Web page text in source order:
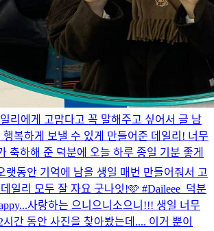
리에게 고맙다고 꼭 말해주고 싶어서 글 남
복하게 보낼 수 있게 만들어준 데일리! 너무
축하해 준 덕분에 오늘 하루 종일 기분 좋게
랫동안 기억에 남을 생일 매번 만들어줘서 고
일리 모두 잘 자요 굿나잇!🩷 #Daileee_덕분
사랑하는 으니으니소으니!!! 생일 너무
간 동안 사진을 찾아봤는데.... 이거 뿐이